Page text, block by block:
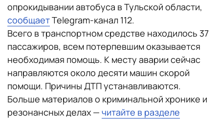
опрокидывании автобуса в Тульской области,
сообщаетTelegram-канал 112.
Всего в транспортном средстве находилось 37
пассажиров, всем потерпевшим оказывается
необходимая помощь. К месту аварии сейчас
направляются около десяти машин скорой
помощи. Причины ДТП устанавливаются.
Больше материалов о криминальной хронике и
резонансных делах — читайте в разделе